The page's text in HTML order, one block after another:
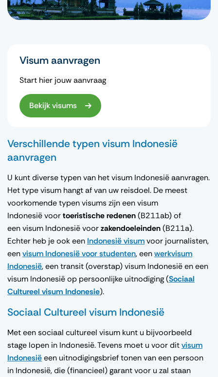
Visum aanvragen
Start hier jouw aanvraag
Bekijk visums
Verschillende typen visum Indonesië
aanvragen
U kunt diverse typen van het visum Indonesië aanvragen.
Het type visum hangt af van uw reisdoel. De meest
voorkomende typen visums zijn een visum
Indonesië voortoeristischeredenen(B211ab) of
een visum Indonesië voorzakendoeleinden(B211a).
Echter heb je ook een Indonesië visumvoor journalisten,
eenvisum Indonesië voor studenten, eenwerkvisum
Indonesië, een transit (overstap) visum Indonesië en een
visum Indonesië op persoonlijke uitnodiging (Sociaal
Cultureel visum Indonesie).
Sociaal Cultureel visum Indonesië
Met een sociaal cultureel visum kunt u bijvoorbeeld
stage lopen in Indonesië. Tevens moet u voor ditvisum
Indonesiëeen uitnodigingsbrief tonen van een persoon
in Indonesië, die (financieel) garant voor u zal staan